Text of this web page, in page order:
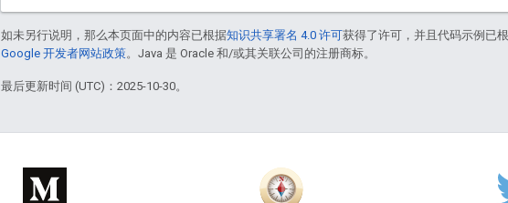
如未另行说明，那么本页面中的内容已根据知识共享署名 4.0 许可获得了许可，并且代码示例已
Google 开发者网站政策。Java 是 Oracle 和/或其关联公司的注册商标。
最后更新时间 (UTC)：2025-10-30。